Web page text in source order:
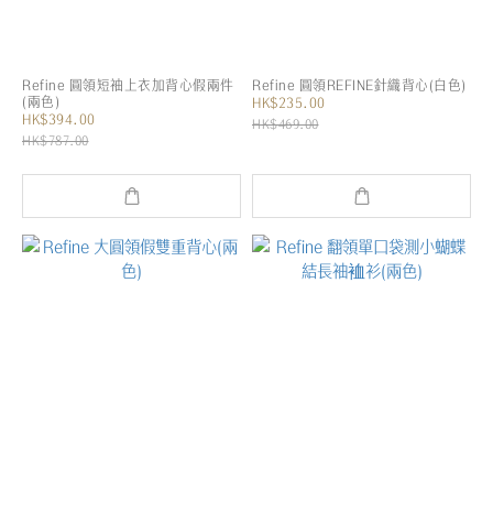
Refine 圓領短袖上衣加背心假兩件
(兩色)
HK$394.00
HK$787.00
Refine 圓領REFINE針織背心(白色)
HK$235.00
HK$469.00